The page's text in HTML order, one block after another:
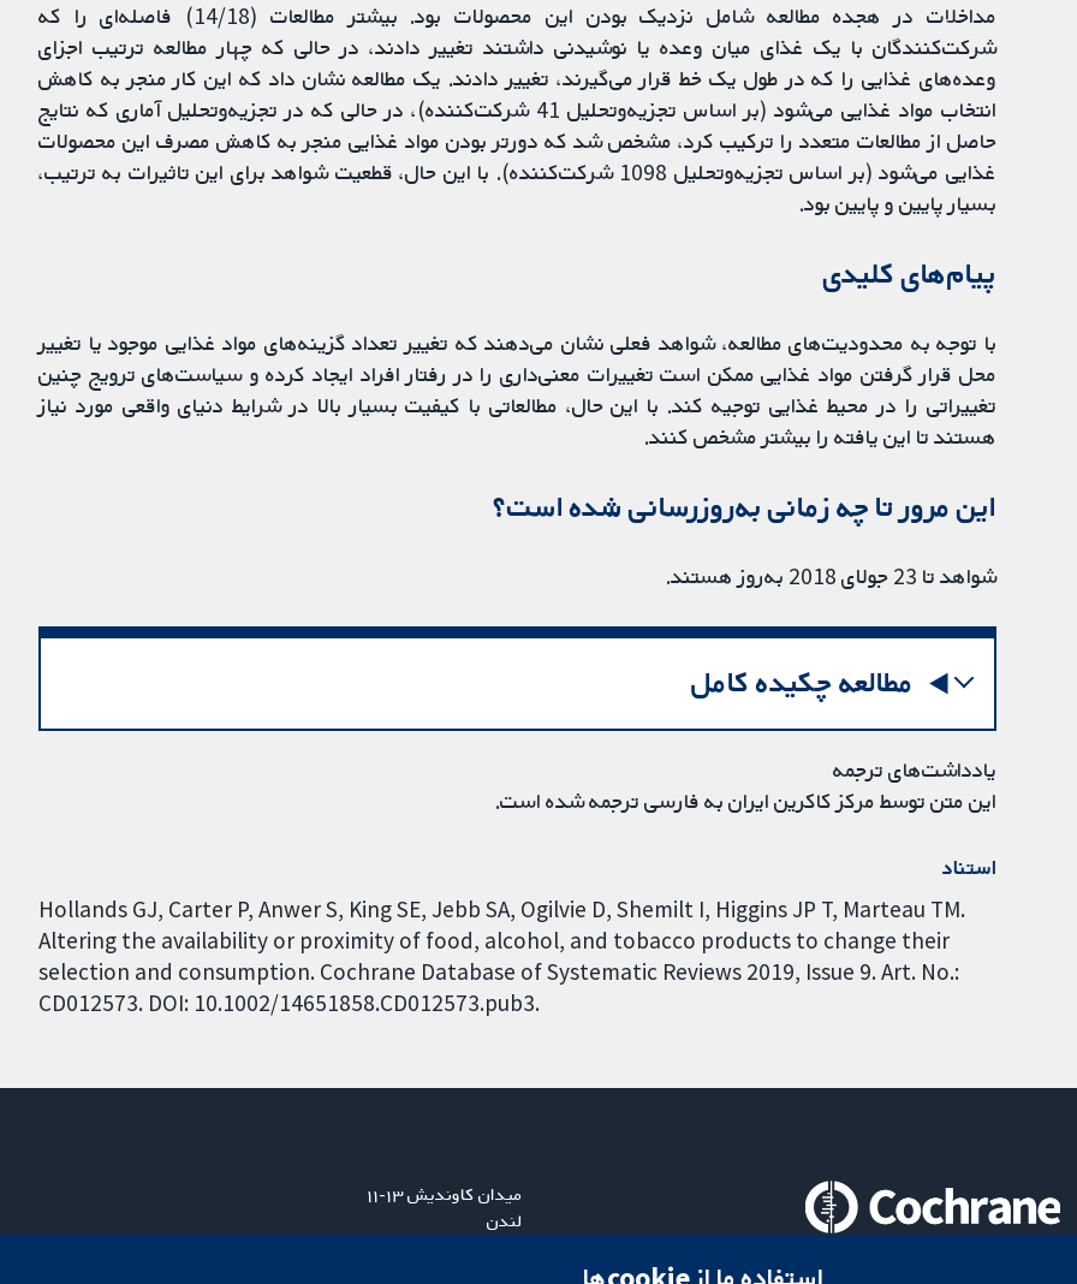
مداخلات در هجده مطالعه شامل نزدیک بودن این محصولات بود. بیشتر مطالعات (14/18) فاصله‌ای را که
شرکت‏‌کنندگان با یک غذای میان وعده یا نوشیدنی داشتند تغییر دادند، در حالی که چهار مطالعه ترتیب اجزای
وعده‌های غذایی را که در طول یک خط قرار می‌گیرند، تغییر دادند. یک مطالعه نشان داد که این کار منجر به کاهش
انتخاب مواد غذایی می‌شود (بر اساس تجزیه‌و‌تحلیل 41 شرکت‌کننده)، در حالی که در تجزیه‌وتحلیل آماری که نتایج
حاصل از مطالعات متعدد را ترکیب کرد، مشخص شد که دورتر بودن مواد غذایی منجر به کاهش مصرف این محصولات
غذایی می‌شود (بر اساس تجزیه‌و‌تحلیل 1098 شرکت‌کننده). با این حال، قطعیت شواهد برای این تاثیرات به ترتیب،
بسیار پایین و پایین بود.
پیام‌های کلیدی
با توجه به محدودیت‌های مطالعه، شواهد فعلی نشان می‌دهند که تغییر تعداد گزینه‌های مواد غذایی موجود یا تغییر
محل قرار گرفتن مواد غذایی ممکن است تغییرات معنی‌داری را در رفتار افراد ایجاد کرده و سیاست‌های ترویج چنین
تغییراتی را در محیط غذایی توجیه کند. با این حال، مطالعاتی با کیفیت بسیار بالا در شرایط دنیای واقعی مورد نیاز
هستند تا این یافته را بیشتر مشخص کنند.
این مرور تا چه زمانی به‌روز‌رسانی شده‌ است؟
شواهد تا 23 جولای 2018 به‌روز هستند.
مطالعه چکیده کامل
یادداشت‌های ترجمه
این متن توسط مرکز کاکرین ایران به فارسی ترجمه شده است.
استناد
Hollands GJ, Carter P, Anwer S, King SE, Jebb SA, Ogilvie D, Shemilt I, Higgins JP T, Marteau TM.
Altering the availability or proximity of food, alcohol, and tobacco products to change their
selection and consumption. Cochrane Database of Systematic Reviews 2019, Issue 9. Art. No.:
CD012573. DOI: 10.1002/14651858.CD012573.pub3.
میدان کاوندیش ۱۳-۱۱
لندن